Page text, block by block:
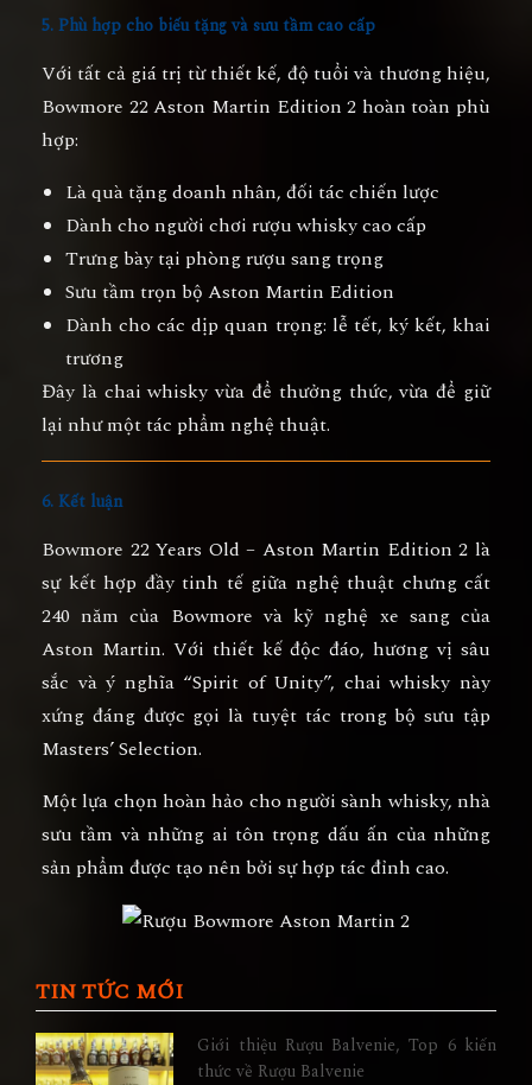
5. Phù hợp cho biếu tặng và sưu tầm cao cấp
Với tất cả giá trị từ thiết kế, độ tuổi và thương hiệu,
Bowmore 22 Aston Martin Edition 2 hoàn toàn phù
hợp:
Là quà tặng doanh nhân, đối tác chiến lược
Dành cho người chơi rượu whisky cao cấp
Trưng bày tại phòng rượu sang trọng
Sưu tầm trọn bộ Aston Martin Edition
Dành cho các dịp quan trọng: lễ tết, ký kết, khai
trương
Đây là chai whisky vừa để thưởng thức, vừa để giữ
lại như một tác phẩm nghệ thuật.
6. Kết luận
Bowmore 22 Years Old – Aston Martin Edition 2 là
sự kết hợp đầy tinh tế giữa nghệ thuật chưng cất
240 năm của Bowmore và kỹ nghệ xe sang của
Aston Martin. Với thiết kế độc đáo, hương vị sâu
sắc và ý nghĩa “Spirit of Unity”, chai whisky này
xứng đáng được gọi là tuyệt tác trong bộ sưu tập
Masters’ Selection.
Một lựa chọn hoàn hảo cho người sành whisky, nhà
sưu tầm và những ai tôn trọng dấu ấn của những
sản phẩm được tạo nên bởi sự hợp tác đỉnh cao.
TIN TỨC MỚI
Giới thiệu Rượu Balvenie, Top 6 kiến
thức về Rượu Balvenie